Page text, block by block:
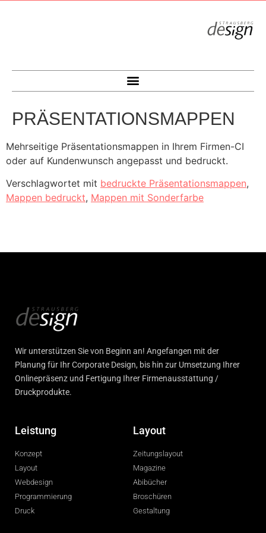
PRÄSENTATIONSMAPPEN
Mehrseitige Präsentationsmappen in Ihrem Firmen-CI
oder auf Kundenwunsch angepasst und bedruckt.
Verschlagwortet mit bedruckte Präsentationsmappen,
Mappen bedruckt, Mappen mit Sonderfarbe
Wir unterstützen Sie von Beginn an! Angefangen mit der
Planung für Ihr Corporate Design, bis hin zur Umsetzung Ihrer
Onlinepräsenz und Fertigung Ihrer Firmenausstattung /
Druckprodukte.
Leistung
Konzept
Layout
Webdesign
Programmierung
Druck
Layout
Zeitungslayout
Magazine
Abibücher
Broschüren
Gestaltung